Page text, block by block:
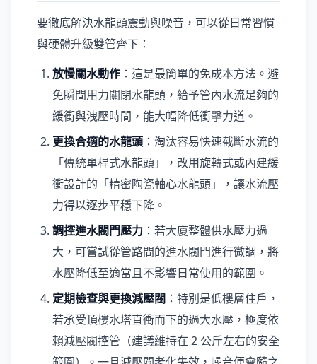
要徹底解決水龍頭震動與噪音，可以從日常習慣
與硬體升級雙管齊下：
放慢關水動作 ：這是最簡單的免成本方法。避
免瞬間用力關閉水龍頭，給予管內水流足夠的
緩衝與洩壓時間，能大幅降低衝擊力道。
更換合適的水龍頭 ：淘汰容易快速截斷水流的
「傳統單桿式水龍頭」，改用旋轉式或內建緩
衝設計的「精密陶瓷軸心水龍頭」，讓水流壓
力得以逐步平穩下降。
調控進水閥門壓力 ：若大廈整體供水壓力過
大，可嘗試從管路間的進水閥門進行微調，將
水壓降低至適當且不影響日常使用的範圍。
定期檢查與更換減壓閥 ：特別是低樓層住戶，
若承受頂樓水塔直衝而下的過大水壓，極度依
賴減壓閥控管（建議維持在 2 公斤左右的安全